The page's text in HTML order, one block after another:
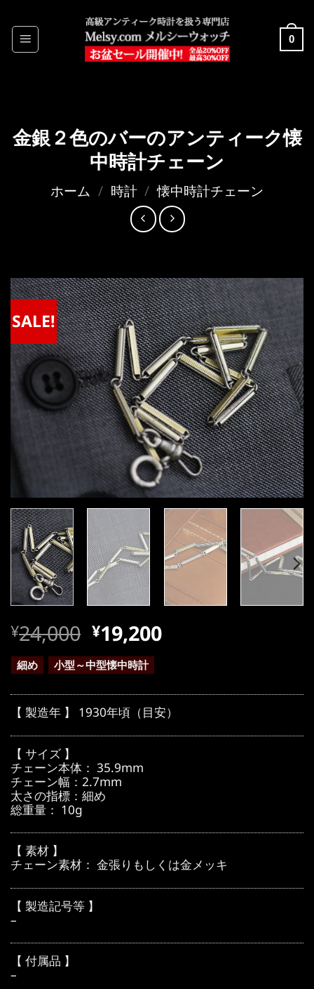
to
content
0
金銀２色のバーのアンティーク懐
中時計チェーン
ホーム / 時計 / 懐中時計チェーン
SALE!
元
の
価
格
は
¥24,000
で
し
た。
¥24,000 現
在
の
価
格
は
で
す。
¥19,200
細め 小型～中型懐中時計
【 製造年 】 1930年頃（目安）
【 サイズ 】
チェーン本体： 35.9mm
チェーン幅：2.7mm
太さの指標：細め
総重量： 10g
【 素材 】
チェーン素材： 金張りもしくは金メッキ
【 製造記号等 】
–
【 付属品 】
–